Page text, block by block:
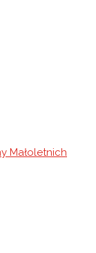
Małoletnich
2025